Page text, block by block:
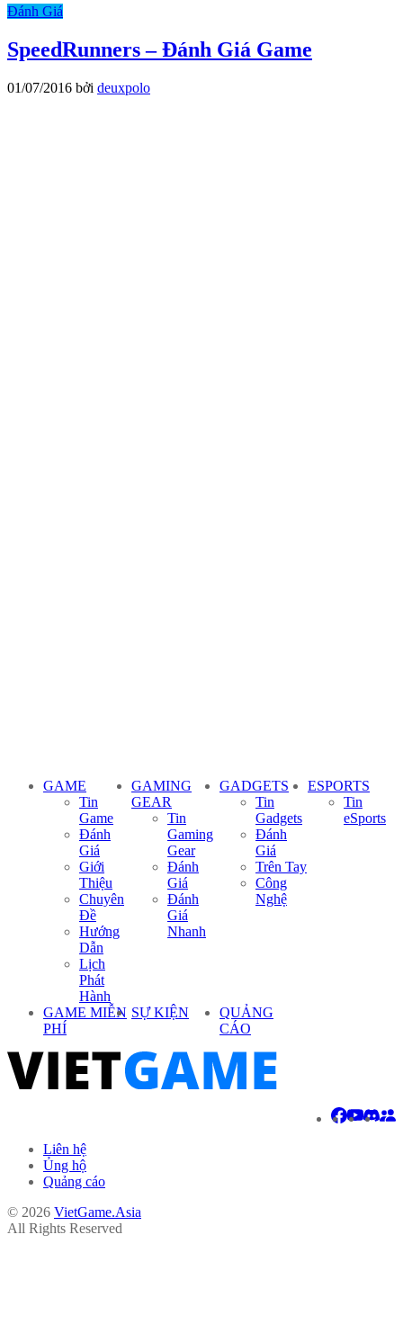
Đánh Giá
SpeedRunners – Đánh Giá Game
01/07/2016 bởi deuxpolo
GAME
Tin
Game
Đánh
Giá
Giới
Thiệu
Chuyên
Đề
Hướng
Dẫn
Lịch
Phát
Hành
GAMING
GEAR
Tin
Gaming
Gear
Đánh
Giá
Đánh
Giá
Nhanh
GADGETS
Tin
Gadgets
Đánh
Giá
Trên Tay
Công
Nghệ
ESPORTS
Tin
eSports
GAME MIỄN
PHÍ
SỰ KIỆN
QUẢNG
CÁO
Liên hệ
Ủng hộ
Quảng cáo
© 2026 VietGame.Asia
All Rights Reserved